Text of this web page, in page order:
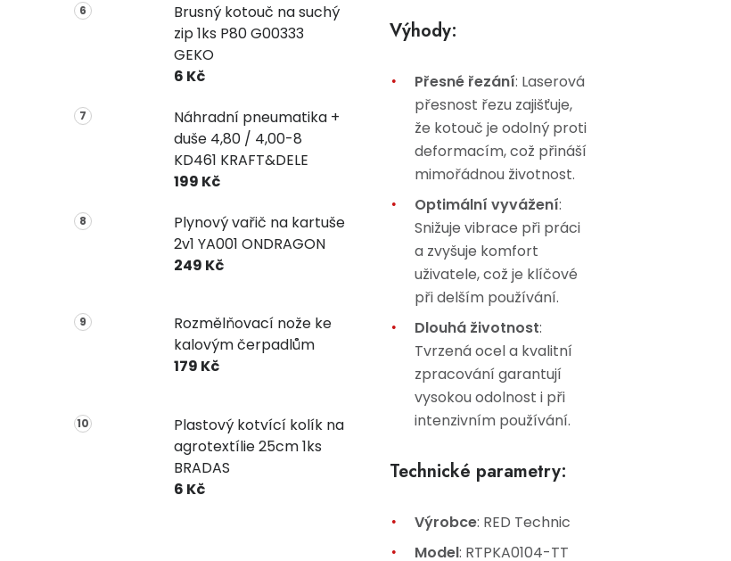
Brusný kotouč na suchý
zip 1ks P80 G00333
GEKO
6 Kč
Náhradní pneumatika +
duše 4,80 / 4,00-8
KD461 KRAFT&DELE
199 Kč
Plynový vařič na kartuše
2v1 YA001 ONDRAGON
249 Kč
Rozmělňovací nože ke
kalovým čerpadlům
179 Kč
Plastový kotvící kolík na
agrotextílie 25cm 1ks
BRADAS
6 Kč
Výhody:
Přesné řezání: Laserová
přesnost řezu zajišťuje,
že kotouč je odolný proti
deformacím, což přináší
mimořádnou životnost.
Optimální vyvážení:
Snižuje vibrace při práci
a zvyšuje komfort
uživatele, což je klíčové
při delším používání.
Dlouhá životnost:
Tvrzená ocel a kvalitní
zpracování garantují
vysokou odolnost i při
intenzivním používání.
Technické parametry:
Výrobce: RED Technic
Model: RTPKA0104-TT